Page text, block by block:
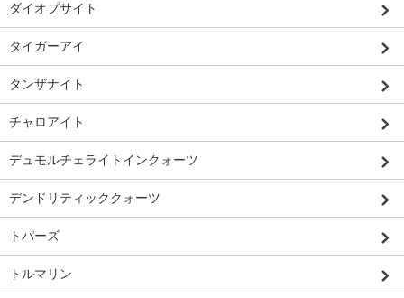
ダイオプサイト
タイガーアイ
タンザナイト
チャロアイト
デュモルチェライトインクォーツ
デンドリティッククォーツ
トパーズ
トルマリン